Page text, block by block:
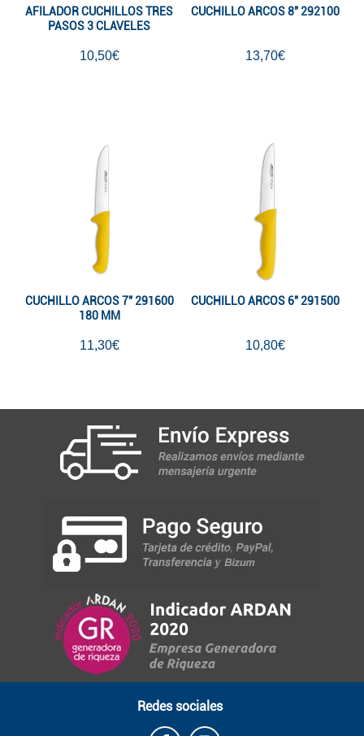
AFILADOR CUCHILLOS TRES
PASOS 3 CLAVELES
10,50€
CUCHILLO ARCOS 8" 292100
13,70€
CUCHILLO ARCOS 7" 291600
180 MM
11,30€
CUCHILLO ARCOS 6" 291500
10,80€
Redes sociales